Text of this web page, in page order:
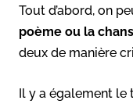
Tout d’abord, on
poème ou la
deux de manière
Il y a également le